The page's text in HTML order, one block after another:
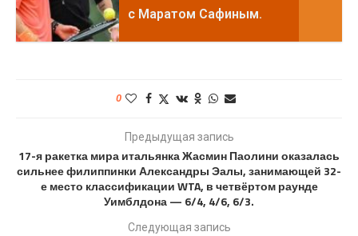
с Маратом Сафиным.
0
Предыдущая запись
17-я ракетка мира итальянка Жасмин Паолини оказалась
сильнее филиппинки Александры Эалы, занимающей 32-
е место классификации WTA, в четвёртом раунде
Уимблдона — 6/4, 4/6, 6/3.
Следующая запись